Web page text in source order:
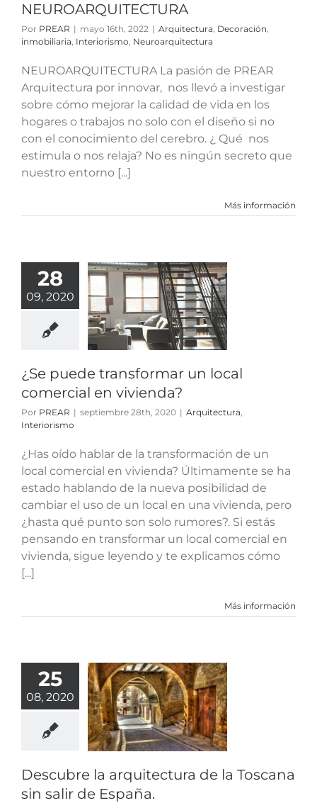
NEUROARQUITECTURA
Por PREAR | mayo 16th, 2022 | Arquitectura, Decoración,
inmobiliaria, Interiorismo, Neuroarquitectura
NEUROARQUITECTURA La pasión de PREAR
Arquitectura por innovar, nos llevó a investigar
sobre cómo mejorar la calidad de vida en los
hogares o trabajos no solo con el diseño si no
con el conocimiento del cerebro. ¿ Qué nos
estimula o nos relaja? No es ningún secreto que
nuestro entorno [...]
Más información
28
09, 2020
puede
un
¿Se puede transformar un local
comercial en vivienda?
Por PREAR | septiembre 28th, 2020 | Arquitectura,
Interiorismo
¿Has oído hablar de la transformación de un
local comercial en vivienda? Últimamente se ha
estado hablando de la nueva posibilidad de
cambiar el uso de un local en una vivienda, pero
¿hasta qué punto son solo rumores?. Si estás
pensando en transformar un local comercial en
vivienda, sigue leyendo y te explicamos cómo
[...]
Más información
25
08, 2020
la
de
sin
Descubre la arquitectura de la Toscana
sin salir de España.